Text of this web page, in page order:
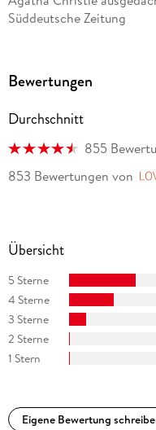
Süddeutsche Zeitung
Bewertungen
Durchschnitt
855
853 Bewertungen von
Übersicht
5 Sterne
4 Sterne
3 Sterne
2 Sterne
1 Stern
Eigene Bewertung